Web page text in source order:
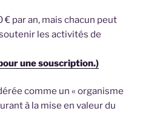
€ par an, mais chacun peut
les activités de
une souscription.)
comme un « organisme
à la mise en valeur du